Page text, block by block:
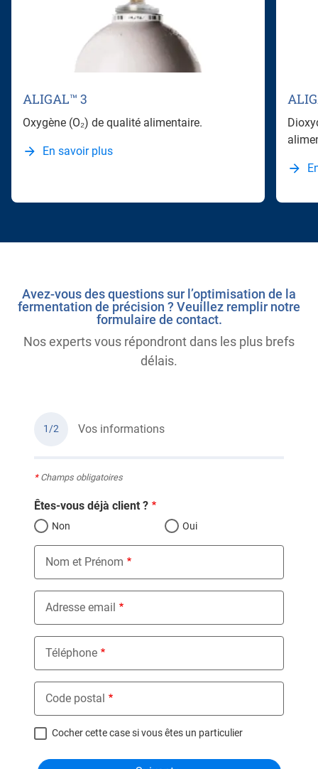
ALIGAL™ 3
Oxygène (O₂) de qualité alimentaire.
En savoir plus
Avez-vous des questions sur l’optimisation de la
fermentation de précision ? Veuillez remplir notre
formulaire de contact.
Nos experts vous répondront dans les plus brefs
délais.
1/2 Vos informations
*Champs obligatoires
Êtes-vous déjà client ?
Non Oui
Nom et Prénom
Adresse email
Téléphone
Code postal
Cocher cette case si vous êtes un particulier